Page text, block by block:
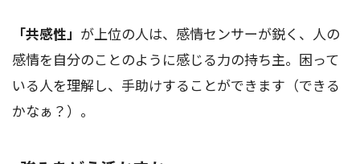
「共感性」 が上位の人は、感情センサーが鋭く、人の
感情を自分のことのように感じる力の持ち主。困って
いる人を理解し、手助けすることができます（できる
かなぁ？）。